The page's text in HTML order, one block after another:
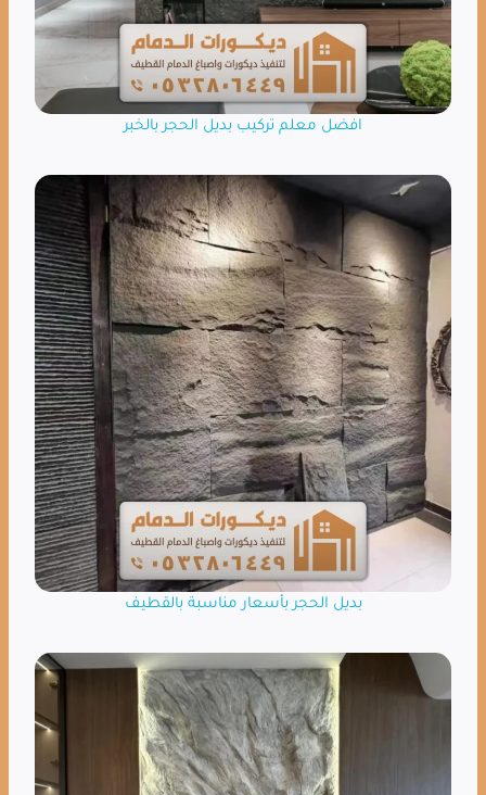
افضل معلم تركيب بديل الحجر بالخبر
بديل الحجر بأسعار مناسبة بالقطيف